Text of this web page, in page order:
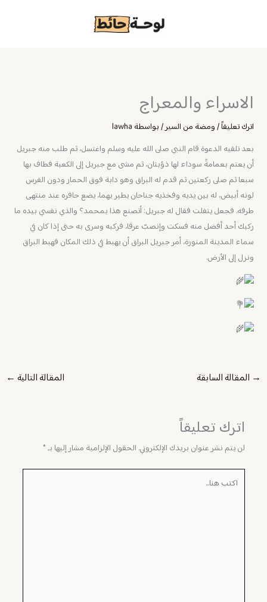
الاسراء والمعراج
اترك تعليقاً/ومضة من السير/ بواسطة lawha
بعد تلقيه الدعوة قام النبي صلى الله عليه وسلم واغتسل، ثم طلب منه جبريل
أن يعتم بعمامةً سوداء لها ذؤبتان، ثم مشى مع جبريل إلى الكعبة فطاف بها
سبعا ثم صلى ركعتين ثم قدم له البراق وهو دابة فوق الحمار ودون الفرس
لونه أبيض، له بين يديه وفخذيه جناحان يطير بهما، يضع حافره عند منتهى
طرفه. فجعل يتفلت فقال له جبريل: أتصنع هذا بمحمد؟ والذي نفسي بيده ما
ركبك أحد أفضل منه فسكت وإنصبّ عرقا، فركبه وسرى به حتى إذا كان في
سماء المدينة المنورة، أمر جبريل البراق أن يهبط في ذلك المكان فهبط البراق
ونزل إلى الأرض.
→ المقالة السابقة المقالة التالية ←
اترك تعليقاً
لن يتم نشر عنوان بريدك الإلكتروني. الحقول الإلزامية مشار إليها بـ*